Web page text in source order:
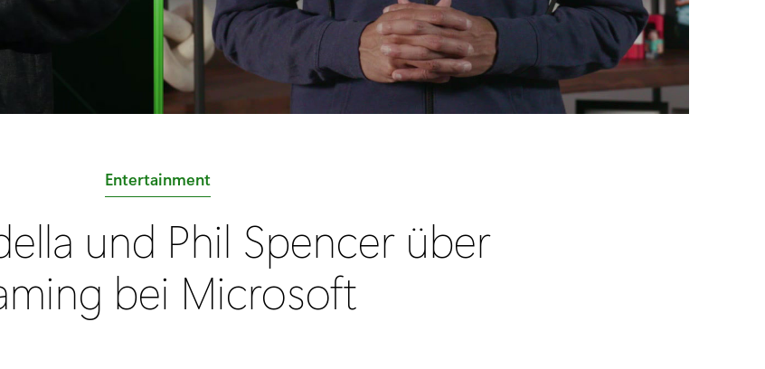
K
t
e
Entertainment
und Phil Spencer über
bei Microsoft